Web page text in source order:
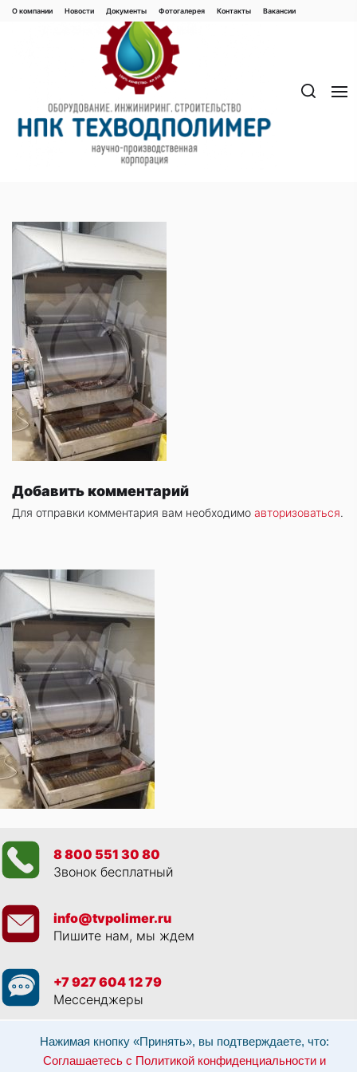
Нажимая кнопку «Принять», вы подтверждаете, что:
Соглашаетесь с Политикой конфиденциальности и
Перейти
Добавить комментарий
Для отправки комментария вам необходимо авторизоваться.
О компании Новости Документы Фотогалерея Контaкты Вакaнсии
8 800 551 30 80
Звонок бесплатный
info@tvpolimer.ru
Пишите нам, мы ждем
+7 927 604 12 79
Мессенджеры
Просматривая данный веб сайт, и обращаясь к нам, вы:Соглашаетесь с
Разрешаете обработку персональных данных в соответствии с 152-ФЗ